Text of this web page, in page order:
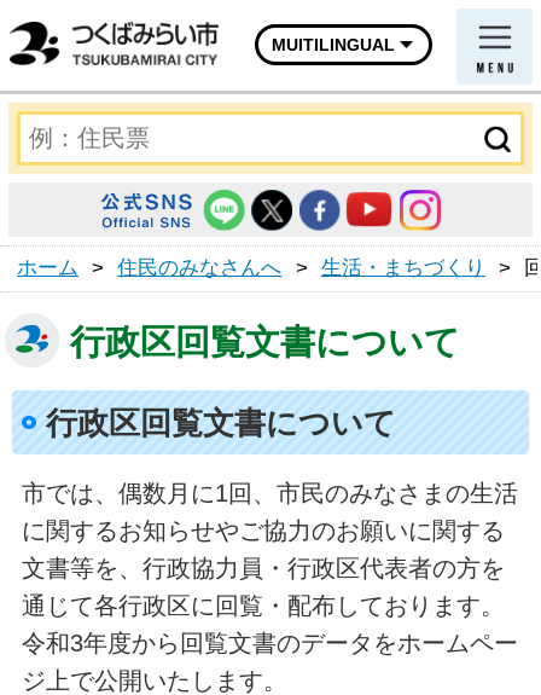
MUITILINGUAL
ホーム > 住民のみなさんへ > 生活・まちづくり >
行政区回覧文書について
行政区回覧文書について
市では、偶数月に1回、市民のみなさまの生活
に関するお知らせやご協力のお願いに関する
文書等を、行政協力員・行政区代表者の方を
通じて各行政区に回覧・配布しております。
令和3年度から回覧文書のデータをホームペー
ジ上で公開いたします。